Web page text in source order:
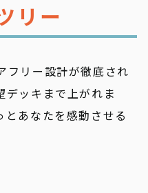
リー
フリー設計が徹底され
デッキまで上がれま
とあなたを感動させる